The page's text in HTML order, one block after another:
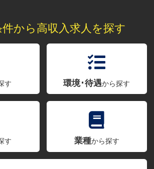
から高収入求人を探す
す 環境･待遇から探す
す 業種から探す